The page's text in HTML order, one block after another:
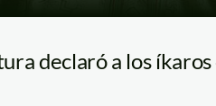
declaró a los